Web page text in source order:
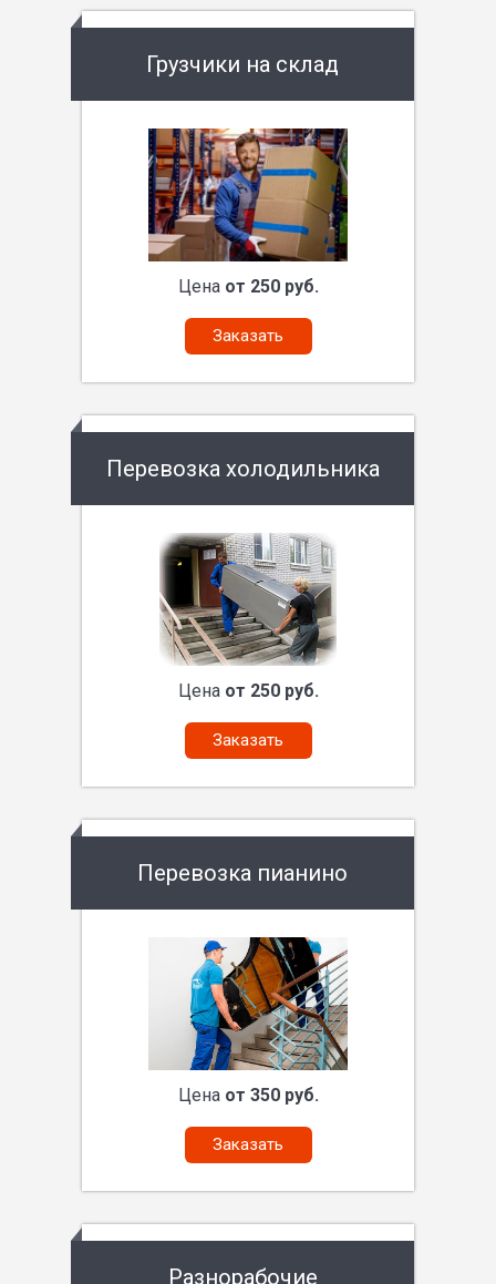
Грузчики на склад
Цена от 250 руб.
Заказать
Перевозка холодильника
Цена от 250 руб.
Заказать
Перевозка пианино
Цена от 350 руб.
Заказать
Разнорабочие